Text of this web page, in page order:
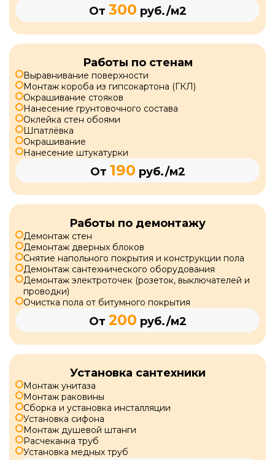
От 300 руб./м2
Работы по стенам
Выравнивание поверхности
Монтаж короба из гипсокартона (ГКЛ)
Окрашивание стояков
Нанесение грунтовочного состава
Оклейка стен обоями
Шпатлёвка
Окрашивание
Нанесение штукатурки
От 190 руб./м2
Работы по демонтажу
Демонтаж стен
Демонтаж дверных блоков
Снятие напольного покрытия и конструкции пола
Демонтаж сантехнического оборудования
Демонтаж электроточек (розеток, выключателей и
проводки)
Очистка пола от битумного покрытия
От 200 руб./м2
Установка сантехники
Монтаж унитаза
Монтаж раковины
Сборка и установка инсталляции
Установка сифона
Монтаж душевой штанги
Расчеканка труб
Установка медных труб